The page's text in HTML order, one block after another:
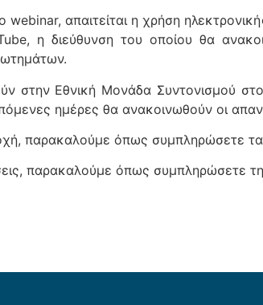
webinar, απαιτείται η χρήση
η διεύθυνση του οποίου θα
στην Εθνική Μονάδα Συντονισμού
ημέρες θα ανακοινωθούν οι
παρακαλούμε όπως συμπληρώσετε
παρακαλούμε όπως συμπληρώσετε